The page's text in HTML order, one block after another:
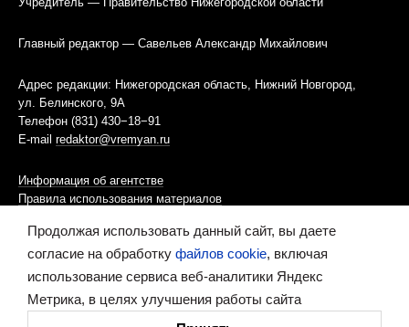
Главный редактор — Савельев Александр Михайлович
Адрес редакции: Нижегородская область, Нижний Новгород,
ул. Белинского, 9А
Телефон (831) 430−18−91
E-mail redaktor@vremyan.ru
Информация об агентстве
Правила использования материалов
Информационная политика использования «cookies»-файлов
Ресурс содержит материалы 16+
Продолжая использовать данный сайт, вы даете
согласие на обработку файлов cookie, включая
использование сервиса веб-аналитики Яндекс
Метрика, в целях улучшения работы сайта